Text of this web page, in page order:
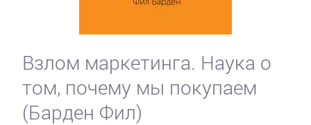
Взлом маркетинга. Наука о
том, почему мы покупаем
(Барден Фил)